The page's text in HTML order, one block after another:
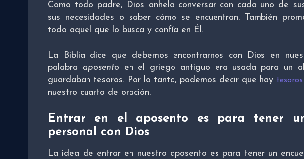
Como todo padre, Dios anhela conversar con cada uno de
sus necesidades o saber cómo se encuentran. También
todo aquel que lo busca y confía en Él.
La Biblia dice que debemos encontrarnos con Dios en
palabra aposento en el griego antiguo era usada para un
guardaban tesoros. Por lo tanto, podemos decir que hay tesoros
nuestro cuarto de oración.
Entrar en el aposento es para tener
personal con Dios
La idea de entrar en nuestro aposento es para tener un